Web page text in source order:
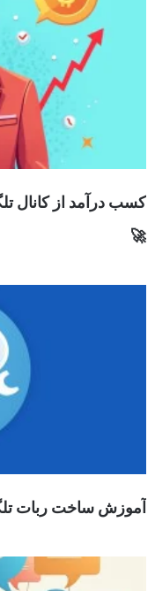
کسب درآمد از کانال
🚀
آموزش ساخت ربات